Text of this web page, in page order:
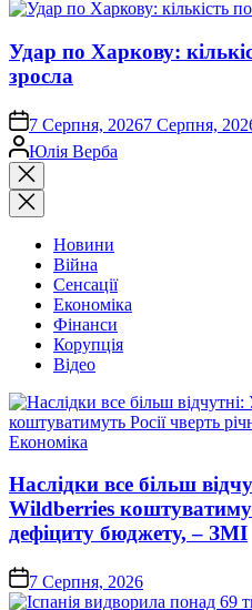
Удар по Харкову:
зросла
on 7 Серпня, 20267 Серпня,
Опубліковано
Юлія Верба
Закрити
пошук
Новини
Війна
Сенсації
Економіка
Фінанси
Корупція
Відео
Опублікувати
Економіка
Наслідки все більш
Wildberries
дефіциту бюджету, – ЗМІ
on 7 Серпня, 2026